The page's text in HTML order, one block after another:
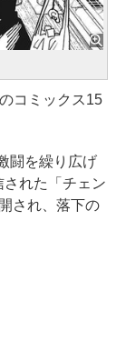
コミックス15
闘を繰り広げ
れた「チェン
され、落下の